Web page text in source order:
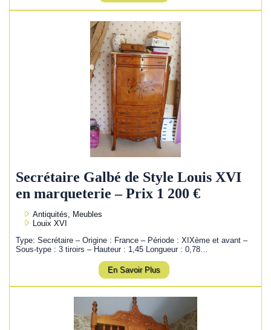
Secrétaire Galbé de Style Louis XVI
en marqueterie – Prix 1 200 €
Antiquités, Meubles
Louix XVI
Type: Secrétaire – Origine : France – Période : XIXème et avant –
Sous-type : 3 tiroirs – Hauteur : 1,45 Longueur : 0,78…
En Savoir Plus